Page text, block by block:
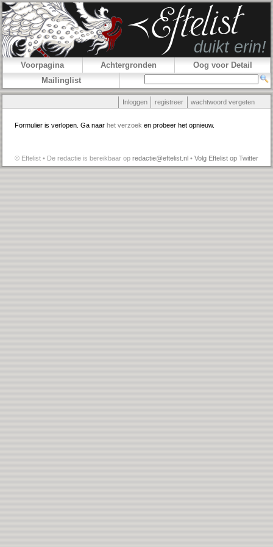
Voorpagina Achtergronden
Oog voor Detail
Mailinglist
Inloggen registreer wachtwoord vergeten
Formulier is verlopen. Ga naar het verzoek en probeer het opnieuw.
© Eftelist • De redactie is bereikbaar op redactie@eftelist.nl • Volg Eftelist op Twitter